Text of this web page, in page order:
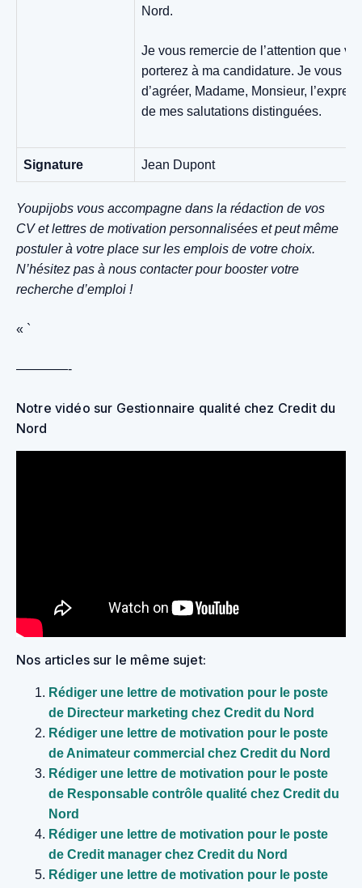
Nord.
Je vous remercie de l’attention que
porterez à ma candidature. Je vous
d’agréer, Madame, Monsieur,
de mes salutations distinguées.
Signature Jean Dupont
Youpijobs vous accompagne dans la rédaction de vos
CV et lettres de motivation personnalisées et peut même
postuler à votre place sur les emplois de votre choix.
N’hésitez pas à nous contacter pour booster votre
recherche d’emploi !
« `
————-
Notre vidéo sur Gestionnaire qualité chez Credit du
Nord
Nos articles sur le même sujet:
Rédiger une lettre de motivation pour le poste
de Directeur marketing chez Credit du Nord
Rédiger une lettre de motivation pour le poste
de Animateur commercial chez Credit du Nord
Rédiger une lettre de motivation pour le poste
de Responsable contrôle qualité chez Credit du
Nord
Rédiger une lettre de motivation pour le poste
de Credit manager chez Credit du Nord
Rédiger une lettre de motivation pour le poste